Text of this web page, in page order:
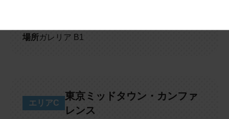
場所ガレリア B1
エリアC
東京ミッドタウン・カンファ
レンス